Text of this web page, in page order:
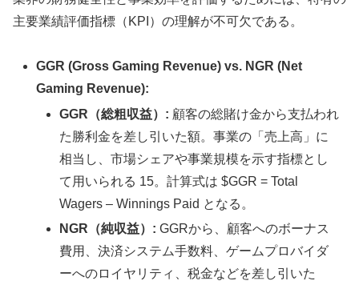
主要業績評価指標（KPI）の理解が不可欠である。
GGR (Gross Gaming Revenue) vs. NGR (Net
Gaming Revenue):
GGR（総粗収益）: 顧客の総賭け金から支払われ
た勝利金を差し引いた額。事業の「売上高」に
相当し、市場シェアや事業規模を示す指標とし
て用いられる 15。計算式は $GGR = Total
Wagers – Winnings Paid となる。
NGR（純収益）: GGRから、顧客へのボーナス
費用、決済システム手数料、ゲームプロバイダ
ーへのロイヤリティ、税金などを差し引いた